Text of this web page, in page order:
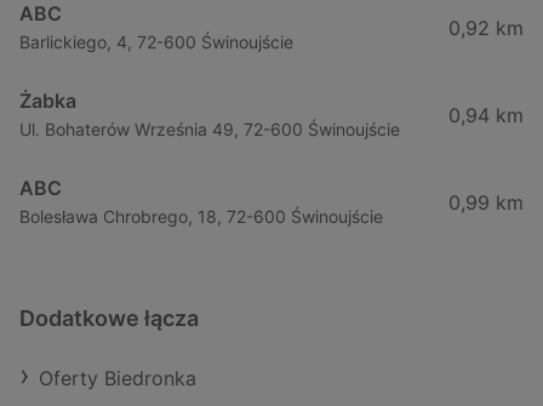
ABC
Barlickiego, 4, 72-600 Świnoujście
0,92 km
Żabka
Ul. Bohaterów Września 49, 72-600 Świnoujście
0,94 km
ABC
Bolesława Chrobrego, 18, 72-600 Świnoujście
0,99 km
Dodatkowe łącza
Oferty Biedronka